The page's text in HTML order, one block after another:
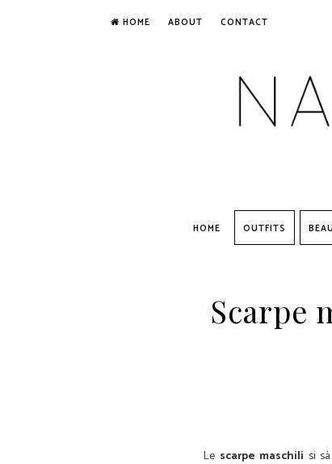
HOME ABOUT CONTACT
HOME OUTFITS
Scarpe
Le scarpe maschili si